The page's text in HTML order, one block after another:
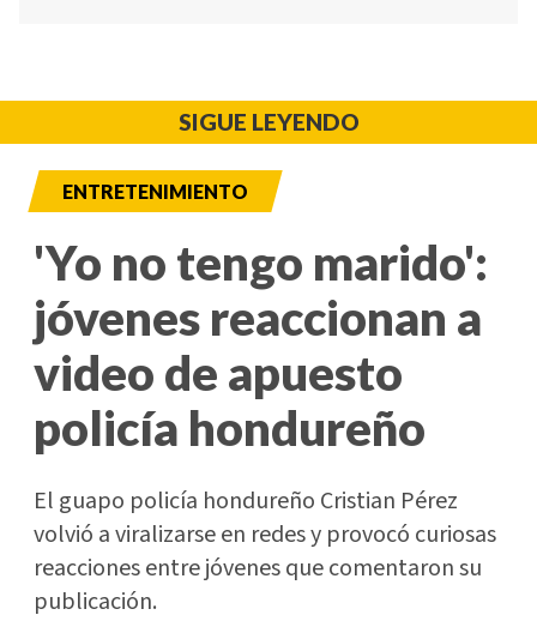
SIGUE LEYENDO
ENTRETENIMIENTO
'Yo no tengo marido':
jóvenes reaccionan a
video de apuesto
policía hondureño
El guapo policía hondureño Cristian Pérez
volvió a viralizarse en redes y provocó curiosas
reacciones entre jóvenes que comentaron su
publicación.